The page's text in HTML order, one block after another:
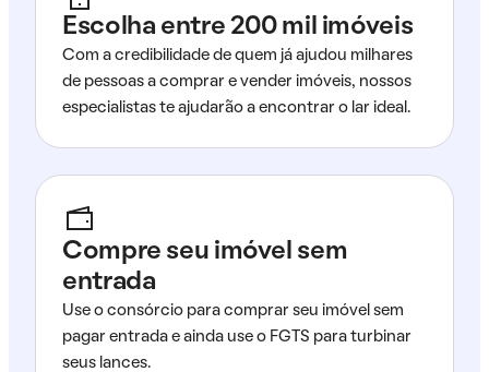
Escolha entre 200 mil imóveis
Com a credibilidade de quem já ajudou milhares
de pessoas a comprar e vender imóveis, nossos
especialistas te ajudarão a encontrar o lar ideal.
Compre seu imóvel sem
entrada
Use o consórcio para comprar seu imóvel sem
pagar entrada e ainda use o FGTS para turbinar
seus lances.